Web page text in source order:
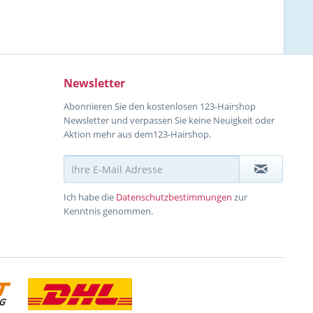
Newsletter
Abonnieren Sie den kostenlosen 123-Hairshop
Newsletter und verpassen Sie keine Neuigkeit oder
Aktion mehr aus dem123-Hairshop.
Ich habe die Datenschutzbestimmungen zur
Kenntnis genommen.